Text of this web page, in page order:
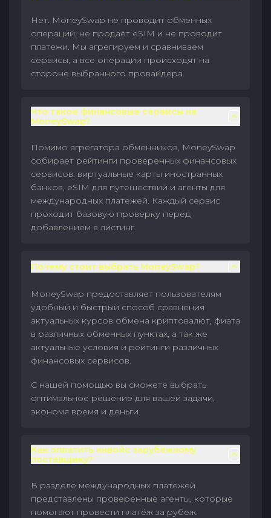
Нет. MoneySwap не проводит обменных
операций, не продаёт eSIM и не проводит
платежи. Мы агрегируем и сравниваем
сервисы, а все операции происходят на
стороне выбранного провайдера.
Что такое финансовые сервисы на
MoneySwap?
Помимо агрегатора обменников, MoneySwap
собирает рейтинги проверенных финансовых
сервисов: виртуальные карты иностранных
банков, eSIM для путешествий и агенты для
международных платежей. Каждый сервис
проходит базовую проверку перед
добавлением в листинг.
Почему стоит выбрать MoneySwap?
MoneySwap предоставляет пользователям
удобный и быстрый способ сравнения
актуальных курсов обмена криптовалют, фиата
в различных обменных пунктах, а так же
актуальные условия и рейтинги различных
финансовых сервисов.
С нашей помощью вы сможете выбрать
оптимальное решение для вашей задачи,
экономя время и деньги.
Как оплатить инвойс зарубежному
поставщику?
В разделе международных платежей
представлены проверенные агенты, которые
помогают провести платёж за рубеж.